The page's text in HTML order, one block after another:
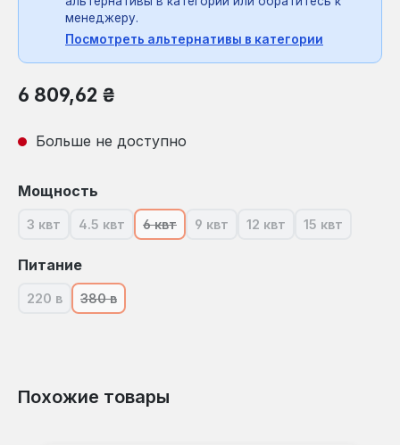
менеджеру.
Посмотреть альтернативы в категории
Обычная цена:
6 809,62 ₴
Больше не доступно
Выберите
Мощность
3 квт(В настоящее время эта опция недоступна.)
4.5 квт(В настоящее время эта опция недоступна.)
6 квт(В настоящее время эта опция
9 квт(В настоящее время эта опция
12 квт(В настоящее время
15 квт
(В
Выберите
Питание
220 в(В настоящее время эта опция недоступна.)
380 в(В настоящее время эта опция недоступна.)
Похожие товары